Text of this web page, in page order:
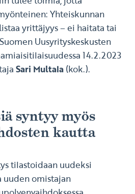
Yhteiskunnan
yrittäjyys – ei haitata tai
Uusyrityskeskusten
14.2.2023
Sari Multala (kok.).
syntyy myös
kautta
tilastoidaan uudeksi
uuden omistajan